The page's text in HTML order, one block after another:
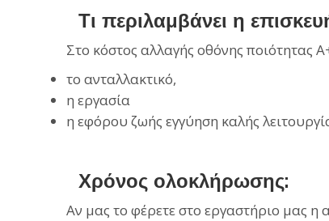
Τι περιλαμβάνει η
Στο κόστος αλλαγής οθόνης ποιότητας
το ανταλλακτικό,
η εργασία
η εφόρου ζωής εγγύηση καλής
Χρόνος ολοκλήρωσης:
Αν μας το φέρετε στο εργαστήριο μας η